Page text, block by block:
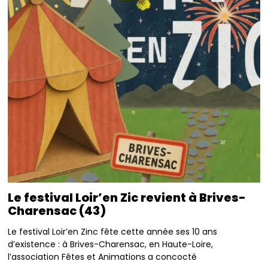
Le festival Loir’en Zic revient à Brives-
Charensac (43)
Le festival Loir’en Zinc fête cette année ses 10 ans
d’existence : à Brives-Charensac, en Haute-Loire,
l’association Fêtes et Animations a concocté